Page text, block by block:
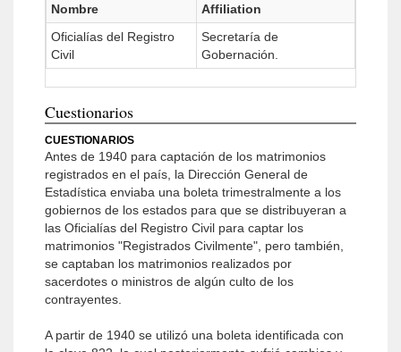
Nombre
Affiliation
Oficialías del Registro
Civil
Secretaría de
Gobernación.
Cuestionarios
CUESTIONARIOS
Antes de 1940 para captación de los matrimonios
registrados en el país, la Dirección General de
Estadística enviaba una boleta trimestralmente a los
gobiernos de los estados para que se distribuyeran a
las Oficialías del Registro Civil para captar los
matrimonios "Registrados Civilmente", pero también,
se captaban los matrimonios realizados por
sacerdotes o ministros de algún culto de los
contrayentes.
A partir de 1940 se utilizó una boleta identificada con